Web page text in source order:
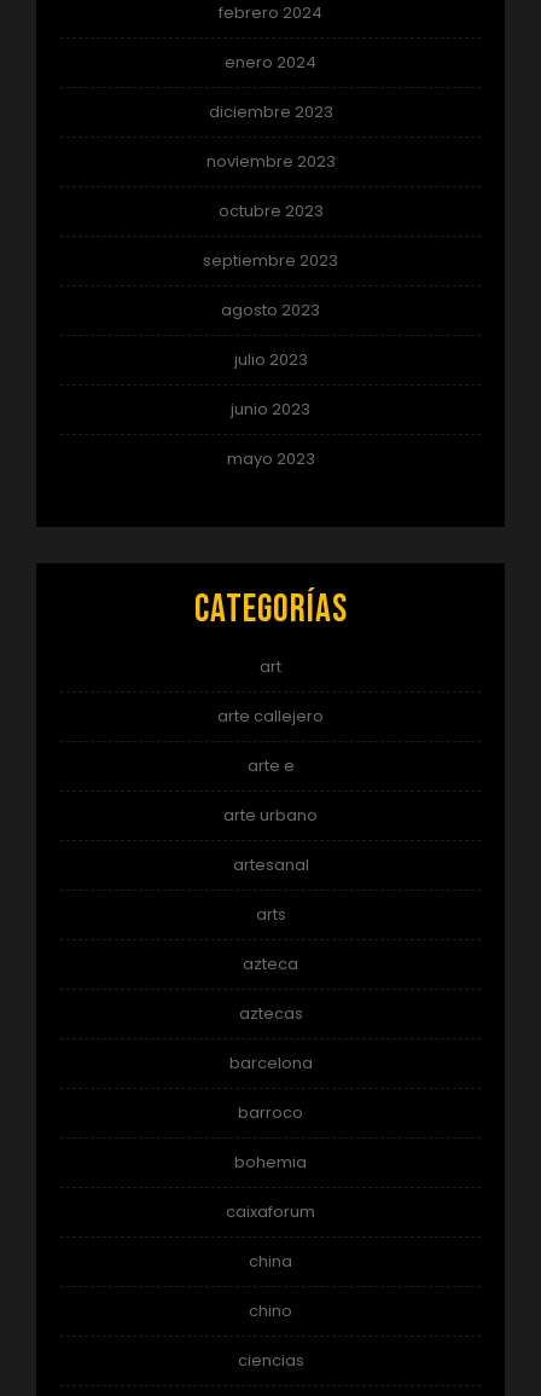
febrero 2024
enero 2024
diciembre 2023
noviembre 2023
octubre 2023
septiembre 2023
agosto 2023
julio 2023
junio 2023
mayo 2023
Categorías
art
arte callejero
arte e
arte urbano
artesanal
arts
azteca
aztecas
barcelona
barroco
bohemia
caixaforum
china
chino
ciencias